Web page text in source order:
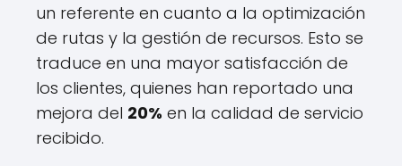
un referente en cuanto a la optimización
de rutas y la gestión de recursos. Esto se
traduce en una mayor satisfacción de
los clientes, quienes han reportado una
mejora del 20% en la calidad de servicio
recibido.